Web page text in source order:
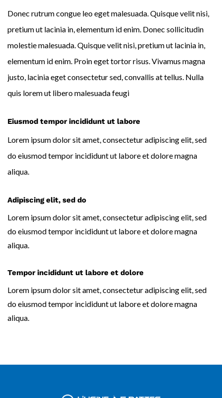
Donec rutrum congue leo eget malesuada. Quisque velit nisi,
pretium ut lacinia in, elementum id enim. Donec sollicitudin
molestie malesuada. Quisque velit nisi, pretium ut lacinia in,
elementum id enim. Proin eget tortor risus. Vivamus magna
justo, lacinia eget consectetur sed, convallis at tellus. Nulla
quis lorem ut libero malesuada feugi
Eiusmod tempor incididunt ut labore
Lorem ipsum dolor sit amet, consectetur adipiscing elit, sed
do eiusmod tempor incididunt ut labore et dolore magna
aliqua.
Adipiscing elit, sed do
Lorem ipsum dolor sit amet, consectetur adipiscing elit, sed
do eiusmod tempor incididunt ut labore et dolore magna
aliqua.
Tempor incididunt ut labore et dolore
Lorem ipsum dolor sit amet, consectetur adipiscing elit, sed
do eiusmod tempor incididunt ut labore et dolore magna
aliqua.